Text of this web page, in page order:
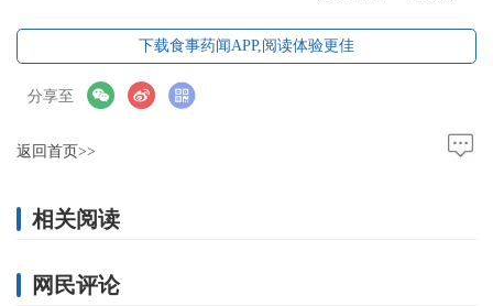
下载食事药闻APP,阅读体验更佳
分享至
返回首页>>
相关阅读
网民评论